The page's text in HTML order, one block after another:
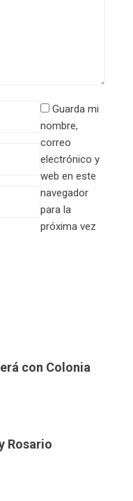
Guarda mi
nombre,
correo
electrónico y
web en este
navegador
para la
próxima vez
con Colonia
Rosario